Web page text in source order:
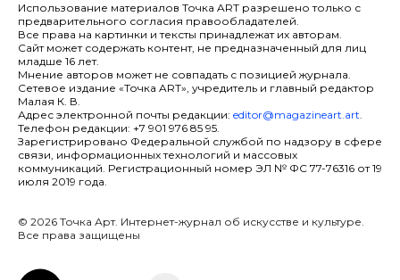
Использование материалов Точка ART разрешено только с
предварительного согласия правообладателей.
Все права на картинки и тексты принадлежат их авторам.
Сайт может содержать контент, не предназначенный для лиц
младше 16 лет.
Мнение авторов может не совпадать с позицией журнала.
Сетевое издание «Точка ART», учредитель и главный редактор
Малая К. В.
Адрес электронной почты редакции: editor@magazineart.art.
Телефон редакции: +7 901 976 85 95.
Зарегистрировано Федеральной службой по надзору в сфере
связи, информационных технологий и массовых
коммуникаций. Регистрационный номер ЭЛ № ФС 77-76316 от 19
июля 2019 года.
© 2026 Точка Арт. Интернет-журнал об искусстве и культуре.
Все права защищены